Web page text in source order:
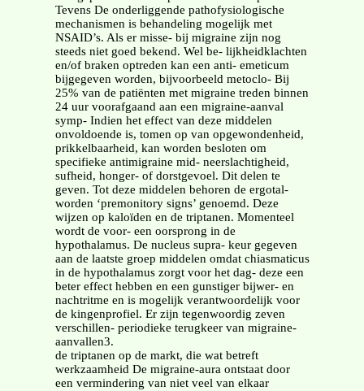
Tevens De onderliggende pathofysiologische
mechanismen is behandeling mogelijk met
NSAID’s. Als er misse- bij migraine zijn nog
steeds niet goed bekend. Wel be- lijkheidklachten
en/of braken optreden kan een anti- emeticum
bijgegeven worden, bijvoorbeeld metoclo- Bij
25% van de patiënten met migraine treden binnen
24 uur voorafgaand aan een migraine-aanval
symp- Indien het effect van deze middelen
onvoldoende is, tomen op van opgewondenheid,
prikkelbaarheid, kan worden besloten om
specifieke antimigraine mid- neerslachtigheid,
sufheid, honger- of dorstgevoel. Dit delen te
geven. Tot deze middelen behoren de ergotal-
worden ‘premonitory signs’ genoemd. Deze
wijzen op kaloïden en de triptanen. Momenteel
wordt de voor- een oorsprong in de
hypothalamus. De nucleus supra- keur gegeven
aan de laatste groep middelen omdat chiasmaticus
in de hypothalamus zorgt voor het dag- deze een
beter effect hebben en een gunstiger bijwer- en
nachtritme en is mogelijk verantwoordelijk voor
de kingenprofiel. Er zijn tegenwoordig zeven
verschillen- periodieke terugkeer van migraine-
aanvallen3.
de triptanen op de markt, die wat betreft
werkzaamheid De migraine-aura ontstaat door
een vermindering van niet veel van elkaar